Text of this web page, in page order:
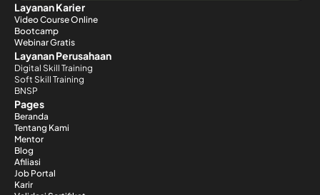
Layanan Karier
Video Course Online
Bootcamp
Webinar Gratis
Layanan Perusahaan
Digital Skill Training
Soft Skill Training
BNSP
Pages
Beranda
Tentang Kami
Mentor
Blog
Afiliasi
Job Portal
Karir